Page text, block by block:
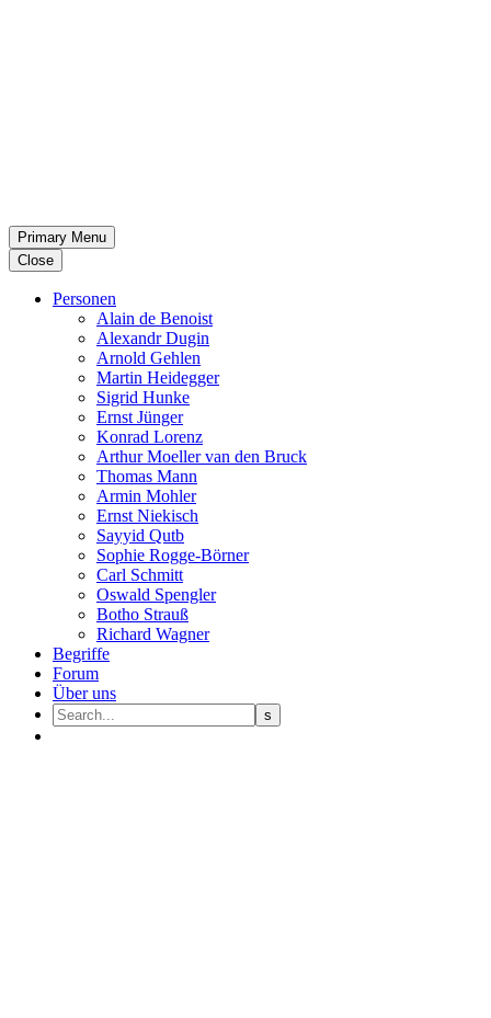
Primary Menu
Close
Per­so­nen
Alain de Benoist
Alex­andr Dugin
Arnold Gehlen
Martin Heid­eg­ger
Sigrid Hunke
Ernst Jünger
Konrad Lorenz
Arthur Moeller van den Bruck
Thomas Mann
Armin Mohler
Ernst Nie­kisch
Sayyid Qutb
Sophie Rogge-Börner
Carl Schmitt
Oswald Speng­ler
Botho Strauß
Richard Wagner
Begriffe
Forum
Über uns